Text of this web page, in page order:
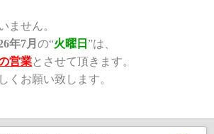
ません。
年7月 の“火曜日 ”は、
営業とさせて頂きます。
お願い致します。